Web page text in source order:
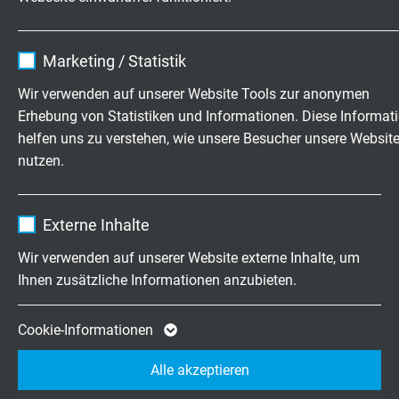
Laufzeit 1 Jahr
Marketing / Statistik
Wir verwenden auf unserer Website Tools zur anonymen
Erhebung von Statistiken und Informationen. Diese
helfen uns zu verstehen, wie unsere Besucher unsere Website
nutzen.
Laufzeit 2 Jahre
Zweck
Cookie von Google für Website-Analysen.
Erzeugt statistische Daten darüber, wie der
Besucher die Website nutzt.
Externe Inhalte
Wir verwenden auf unserer Website externe Inhalte, um
Ihnen zusätzliche Informationen anzubieten.
Cookie-Informationen
Alle akzeptieren
ANSCHLUSSENDE
Außenmantel
TPE-U
TE-Steckverbinder
Anschlussseite 2
glatt abgeschnitten
glatt abgeschnitten